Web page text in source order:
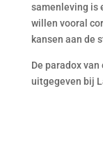
samenleving is
willen vooral
kansen aan de
De paradox
uitgegeven bij